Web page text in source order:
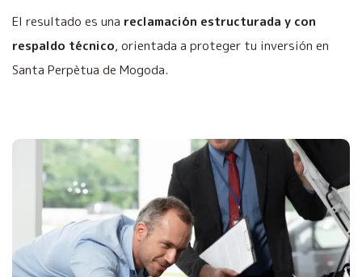
El resultado es una reclamación estructurada y con
respaldo técnico, orientada a proteger tu inversión en
Santa Perpètua de Mogoda.